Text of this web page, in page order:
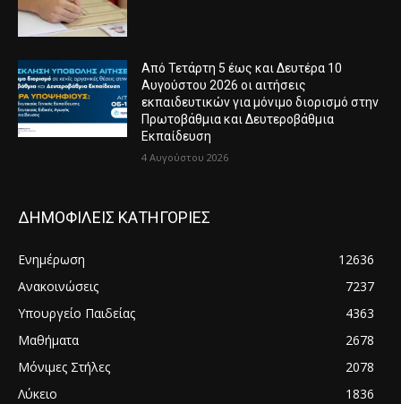
Από Τετάρτη 5 έως και Δευτέρα 10
Αυγούστου 2026 οι αιτήσεις
εκπαιδευτικών για μόνιμο διορισμό στην
Πρωτοβάθμια και Δευτεροβάθμια
Εκπαίδευση
4 Αυγούστου 2026
ΔΗΜΟΦΙΛΕΙΣ ΚΑΤΗΓΟΡΙΕΣ
Ενημέρωση
12636
Ανακοινώσεις
7237
Υπουργείο Παιδείας
4363
Μαθήματα
2678
Μόνιμες Στήλες
2078
Λύκειο
1836